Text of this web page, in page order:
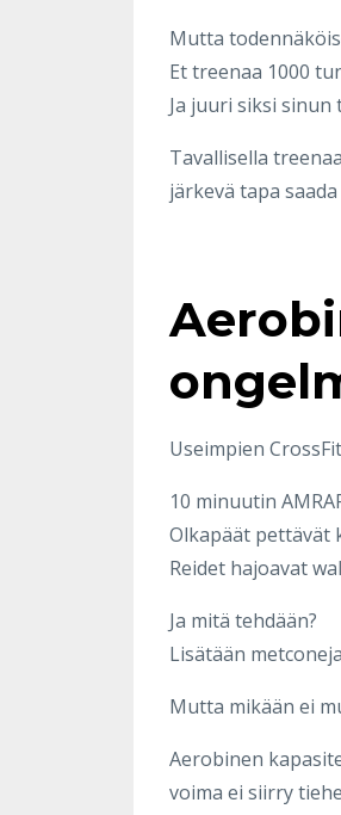
Mutta
Et treenaa 1000
Ja juuri siksi
Tavallisella
järkevä tapa
Useimpien
10 minuutin
Olkapäät pettävät
Reidet hajoavat
Ja mitä tehdään?
Lisätään
Mutta mikään ei
Aerobinen
voima ei siirry